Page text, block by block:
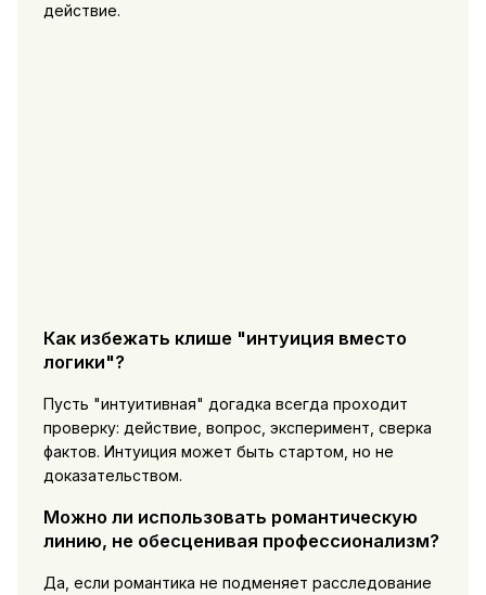
действие.
Как избежать клише "интуиция вместо
логики"?
Пусть "интуитивная" догадка всегда проходит
проверку: действие, вопрос, эксперимент, сверка
фактов. Интуиция может быть стартом, но не
доказательством.
Можно ли использовать романтическую
линию, не обесценивая профессионализм?
Да, если романтика не подменяет расследование